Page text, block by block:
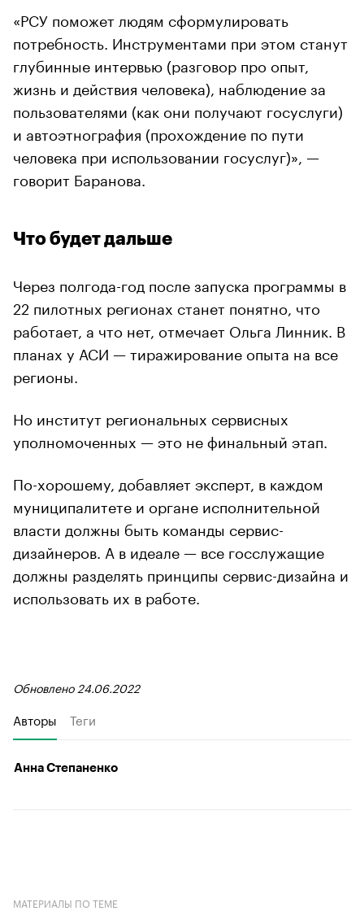
«РСУ поможет людям сформулировать
потребность. Инструментами при этом станут
глубинные интервью (разговор про опыт,
жизнь и действия человека), наблюдение за
пользователями (как они получают госуслуги)
и автоэтнография (прохождение по пути
человека при использовании госуслуг)», —
говорит Баранова.
Что будет дальше
Через полгода-год после запуска программы в
22 пилотных регионах станет понятно, что
работает, а что нет, отмечает Ольга Линник. В
планах у АСИ — тиражирование опыта на все
регионы.
Но институт региональных сервисных
уполномоченных — это не финальный этап.
По-хорошему, добавляет эксперт, в каждом
муниципалитете и органе исполнительной
власти должны быть команды сервис-
дизайнеров. А в идеале — все госслужащие
должны разделять принципы сервис-дизайна и
использовать их в работе.
Обновлено 24.06.2022
Авторы Теги
Анна Степаненко
МАТЕРИАЛЫ ПО ТЕМЕ